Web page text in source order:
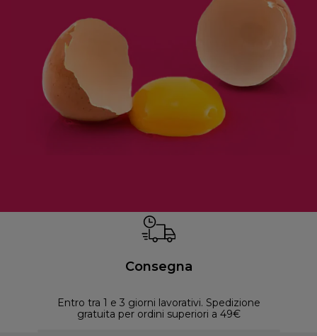
Consegna
Entro tra 1 e 3 giorni lavorativi. Spedizione
gratuita per ordini superiori a 49€